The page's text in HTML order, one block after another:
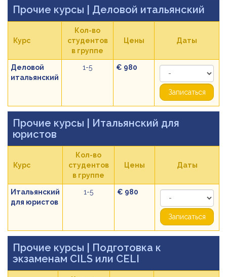
Прочие курсы | Деловой итальянский
Курс
Кол-во
студентов
в группе
Цены Даты
Деловой
итальянский
1-5 € 980
Записаться
Прочие курсы | Итальянский для
юристов
Курс
Кол-во
студентов
в группе
Цены Даты
Итальянский
для юристов
1-5 € 980
Записаться
Прочие курсы | Подготовка к
экзаменам CILS или CELI